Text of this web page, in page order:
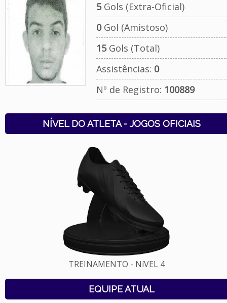
5Gols (Extra-Oficial)
0Gol (Amistoso)
15Gols (Total)
Assistências: 0
Nº de Registro: 100889
NÍVEL DO ATLETA - JOGOS OFICIAIS
TREINAMENTO - NíVEL 4
EQUIPE ATUAL